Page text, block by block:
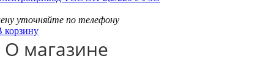
уточняйте по телефону
корзину
О магазине